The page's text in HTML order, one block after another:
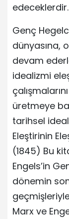
edeceklerdir.
Genç
dünyasına,
devam
idealizmi
üretmeye
tarihsel
Eleştirinin
(1845) Bu
Engels’in
dönemin
Marx ve